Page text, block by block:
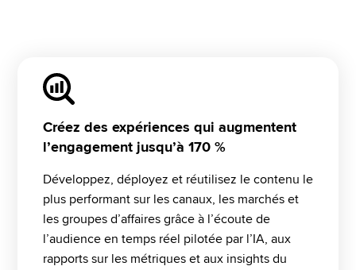
Créez des expériences qui augmentent
l’engagement jusqu’à 170 %
Développez, déployez et réutilisez le contenu le
plus performant sur les canaux, les marchés et
les groupes d’affaires grâce à l’écoute de
l’audience en temps réel pilotée par l’IA, aux
rapports sur les métriques et aux insights du